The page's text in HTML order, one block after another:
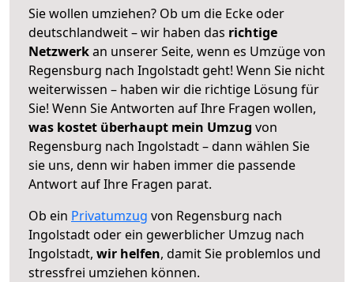
Sie wollen umziehen? Ob um die Ecke oder
deutschlandweit – wir haben das richtige
Netzwerkan unserer Seite, wenn es Umzüge von
Regensburg nach Ingolstadt geht! Wenn Sie nicht
weiterwissen – haben wir die richtige Lösung für
Sie! Wenn Sie Antworten auf Ihre Fragen wollen,
was kostet überhaupt mein Umzug von
Regensburg nach Ingolstadt – dann wählen Sie
sie uns, denn wir haben immer die passende
Antwort auf Ihre Fragen parat.
Ob ein Privatumzug von Regensburg nach
Ingolstadt oder ein gewerblicher Umzug nach
Ingolstadt, wir helfen, damit Sie problemlos und
stressfrei umziehen können.